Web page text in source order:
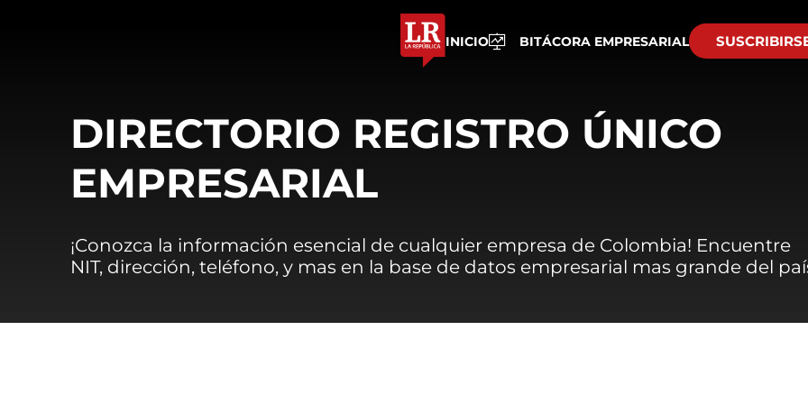
INICIO BITÁCORA EMPRESARIAL
DIRECTORIO REGISTRO ÚNICO
EMPRESARIAL
¡Conozca la información esencial de cualquier empresa de Colombia! Encuentre
NIT, dirección, teléfono, y mas en la base de datos empresarial mas grande del